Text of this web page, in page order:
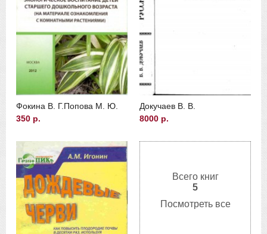
Фокина В. Г.Попова М. Ю.
350 р.
Докучаев В. В.
8000 р.
Всего книг
5
Посмотреть все